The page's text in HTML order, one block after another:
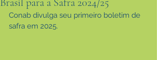
Conab divulga seu primeiro boletim de
safra em 2025.